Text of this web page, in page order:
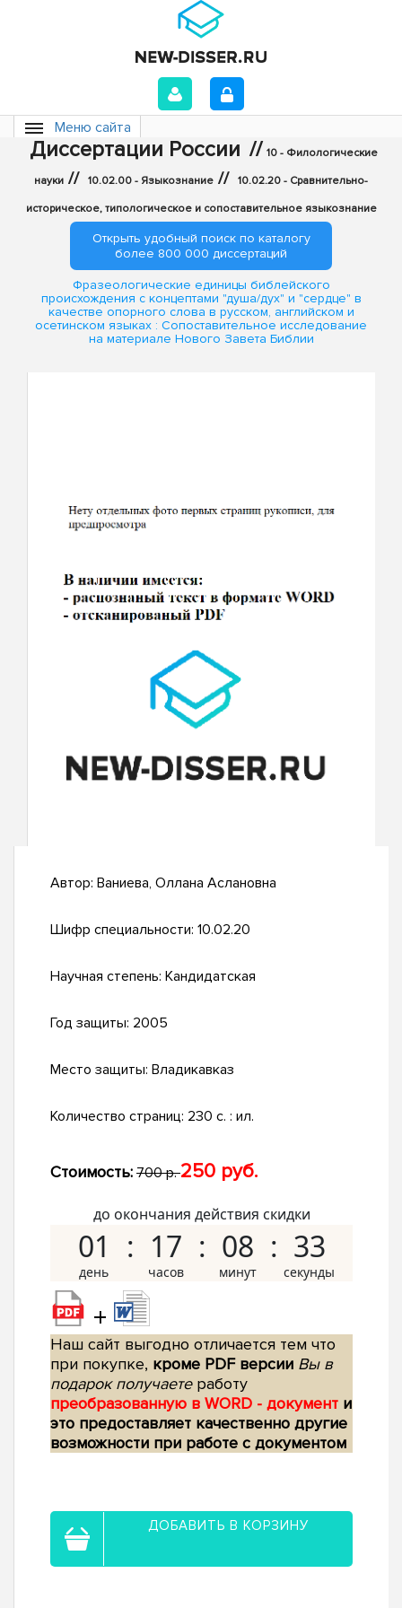
Меню сайта
Диссертации России // 10 - Филологические
науки // 10.02.00 - Языкознание // 10.02.20 - Сравнительно-
историческое, типологическое и сопоставительное языкознание
Открыть удобный поиск по каталогу
более 800 000 диссертаций
Фразеологические единицы библейского
происхождения с концептами "душа/дух" и "сердце" в
качестве опорного слова в русском, английском и
осетинском языках : Сопоставительное исследование
на материале Нового Завета Библии
Автор: Ваниева, Оллана Аслановна
Шифр специальности: 10.02.20
Научная степень: Кандидатская
Год защиты: 2005
Место защиты: Владикавказ
Количество страниц: 230 с. : ил.
Стоимость: 700 р.250 руб.
до окончания действия скидки
01 17 08 32
+
Наш сайт выгодно отличается тем что
при покупке, кроме PDF версии Вы в
подарок получаетеработу
преобразованную в WORD - документ и
это предоставляет качественно другие
возможности при работе с документом
ДОБАВИТЬ В КОРЗИНУ